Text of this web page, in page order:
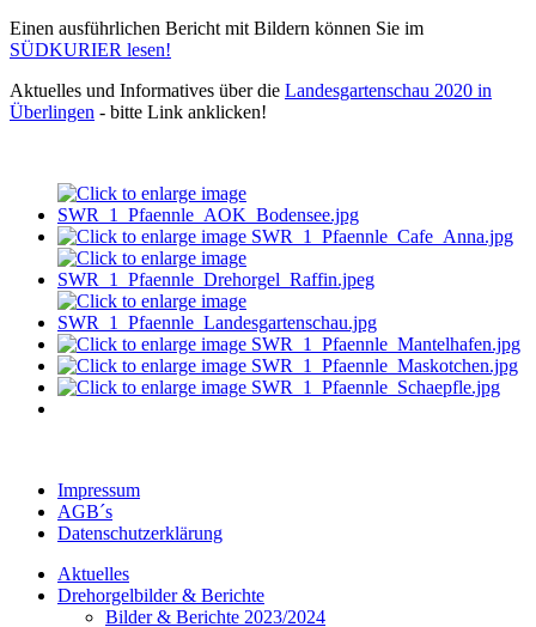
Einen ausführlichen Bericht mit Bildern können Sie im
SÜDKURIER lesen!
Aktuelles und Informatives über die Landesgartenschau 2020 in
Überlingen - bitte Link anklicken!
Impressum
AGB´s
Datenschutzerklärung
Aktuelles
Drehorgelbilder & Berichte
Bilder & Berichte 2023/2024